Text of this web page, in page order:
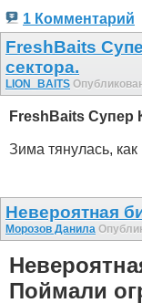
1 Комментарий
FreshBaits
сектора.
LION_BAITS
FreshBaits Супер
Зима тянулась,
Невероятная
Морозов Данила
Поймали